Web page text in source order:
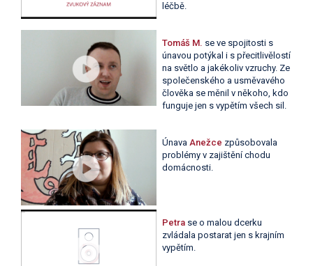
léčbě.
Tomáš M. se ve spojitosti s
únavou potýkal i s přecitlivělostí
na světlo a jakékoliv vzruchy. Ze
společenského a usměvavého
člověka se měnil v někoho, kdo
funguje jen s vypětím všech sil.
Únava Anežce způsobovala
problémy v zajištění chodu
domácnosti.
Petra se o malou dcerku
zvládala postarat jen s krajním
vypětím.